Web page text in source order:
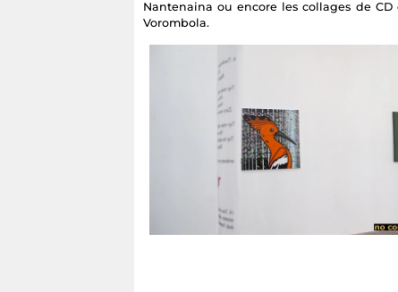
Nantenaina ou encore les collages de
Vorombola.